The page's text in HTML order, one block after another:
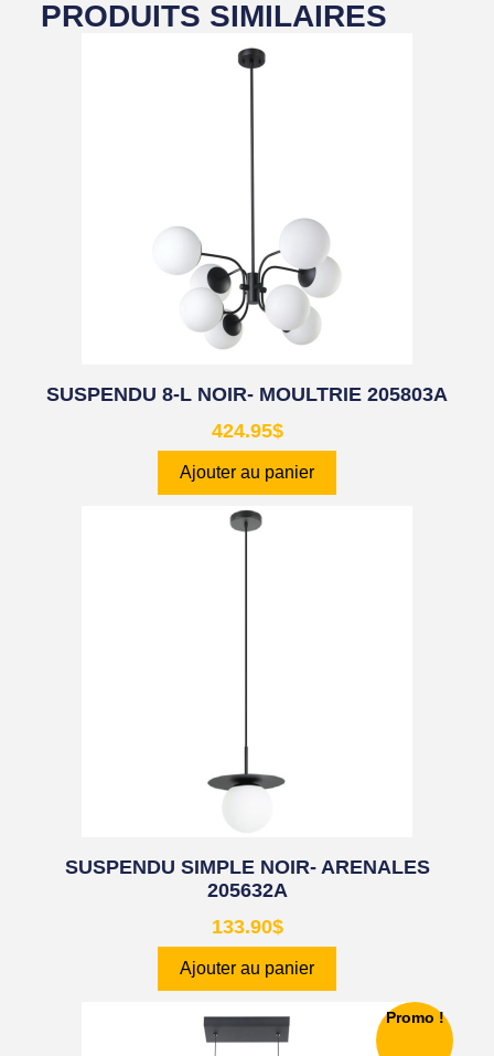
PRODUITS SIMILAIRES
SUSPENDU 8-L NOIR- MOULTRIE 205803A
424.95$
Ajouter au panier
SUSPENDU SIMPLE NOIR- ARENALES
205632A
133.90$
Ajouter au panier
Promo !